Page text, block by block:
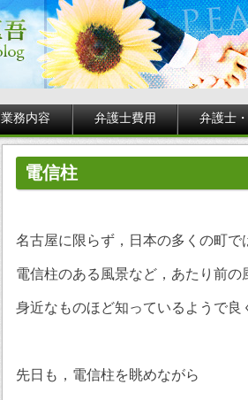
業務内容 弁護士費用 弁護士
電信柱
名古屋に限らず，日本の多くの町で
電信柱のある風景など，あたり前の
身近なものほど知っているようで良
先日も，電信柱を眺めながら